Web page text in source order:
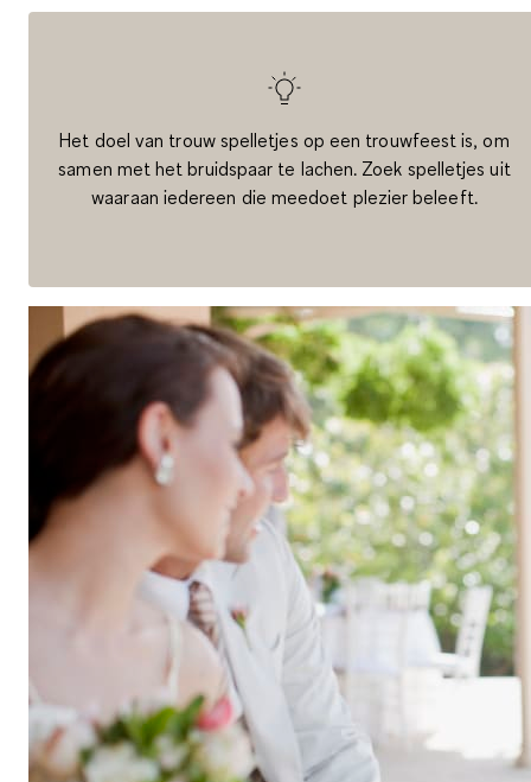
Het doel van trouw spelletjes op een trouwfeest is, om
samen met het bruidspaar te lachen. Zoek spelletjes uit
waaraan iedereen die meedoet plezier beleeft.